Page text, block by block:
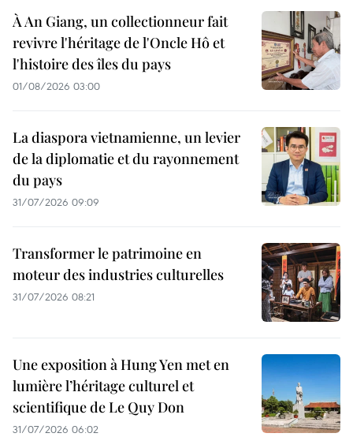
À An Giang, un collectionneur fait
revivre l'héritage de l'Oncle Hô et
l'histoire des îles du pays
01/08/2026 03:00
La diaspora vietnamienne, un levier
de la diplomatie et du rayonnement
du pays
31/07/2026 09:09
Transformer le patrimoine en
moteur des industries culturelles
31/07/2026 08:21
Une exposition à Hung Yen met en
lumière l’héritage culturel et
scientifique de Le Quy Don
31/07/2026 06:02